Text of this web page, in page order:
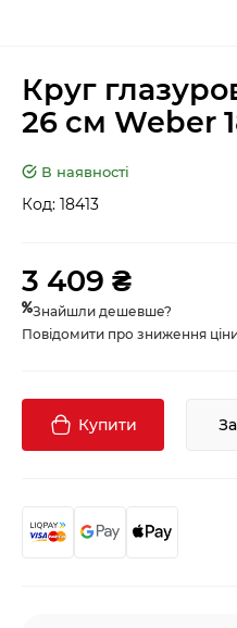
Круг
26 см Weber
В наявності
Код: 18413
3 409 ₴
Знайшли дешевше?
Повідомити про зниження ціни,
Купити